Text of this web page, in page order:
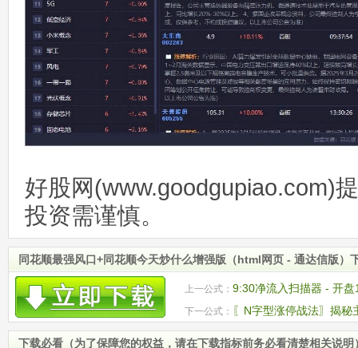
好股网(www.goodgupiao.com)
投资需谨慎。
同花顺最强风口+同花顺今天炒什么增强版（html网页 - 通达信版）
上一公式： 9:30净流入扫描器 - 开
义板块！
下一公式： 〖N字型涨停战法〗揭
主图源码
下载必看（为了保障您的权益，请在下载指标前务必看清楚相关说明